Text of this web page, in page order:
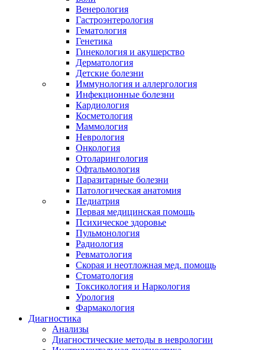
Венерология
Гастроэнтерология
Гематология
Генетика
Гинекология и акушерство
Дерматология
Детские болезни
Иммунология и аллергология
Инфекционные болезни
Кардиология
Косметология
Маммология
Неврология
Онкология
Отоларингология
Офтальмология
Паразитарные болезни
Патологическая анатомия
Педиатрия
Первая медицинская помощь
Психическое здоровье
Пульмонология
Радиология
Ревматология
Скорая и неотложная мед. помощь
Стоматология
Токсикология и Наркология
Урология
Фармакология
Диагностика
Анализы
Диагностические методы в неврологии